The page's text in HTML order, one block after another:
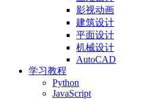
影视动画
建筑设计
平面设计
机械设计
AutoCAD
学习教程
Python
JavaScript